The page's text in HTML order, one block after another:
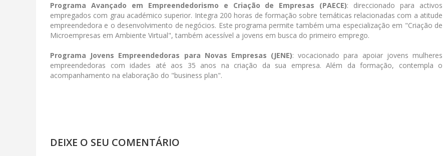
Programa Avançado em Empreendedorismo e Criação de Empresas (PAECE): direccionado para activos
empregados com grau académico superior. Integra 200 horas de formação sobre temáticas relacionadas com a atitude
empreendedora e o desenvolvimento de negócios. Este programa permite também uma especialização em "Criação de
Microempresas em Ambiente Virtual", também acessível a jovens em busca do primeiro emprego.
Programa Jovens Empreendedoras para Novas Empresas (JENE): vocacionado para apoiar jovens mulheres
empreendedoras com idades até aos 35 anos na criação da sua empresa. Além da formação, contempla o
acompanhamento na elaboração do "business plan".
DEIXE O SEU COMENTÁRIO